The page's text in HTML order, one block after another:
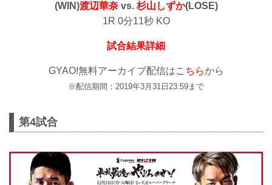
(WIN)渡辺華奈vs. 杉山しずか(LOSE)
1R 0分11秒 KO
試合結果詳細
GYAO!無料アーカイブ配信はこちらから
※配信期間：2019年3月31日23:59まで
第4試合